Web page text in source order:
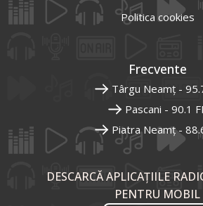
Politica cookies
Frecvente
Târgu Neamț -
Pascani - 90.1
Piatra Neamț -
DESCARCĂ APLICAȚIILE
PENTRU MOBIL